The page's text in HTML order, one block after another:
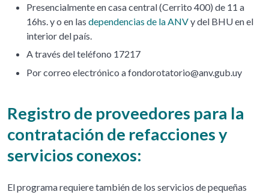
Presencialmente en casa central (Cerrito 400) de 11 a
16hs. y o en las dependencias de la ANVy del BHU en el
interior del país.
A través del teléfono 17217
Por correo electrónico a fondorotatorio@anv.gub.uy
Registro de proveedores para la
contratación de refacciones y
servicios conexos:
El programa requiere también de los servicios de pequeñas